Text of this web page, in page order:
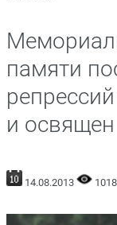
памяти
и освящен
14.08.2013